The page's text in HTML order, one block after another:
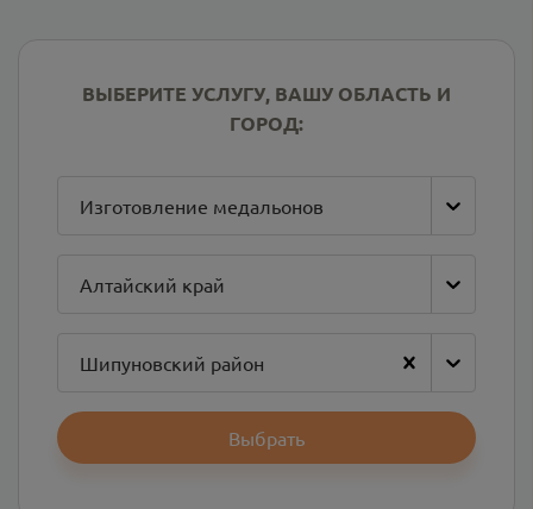
ВЫБЕРИТЕ УСЛУГУ, ВАШУ ОБЛАСТЬ И
ГОРОД:
Изготовление медальонов
Алтайский край
Шипуновский район
Выбрать